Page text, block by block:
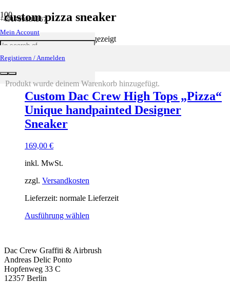
+491709884367
Mein Account
Registieren / Anmelden
Produkt wurde deinem Warenkorb hinzugefügt.
custom pizza sneaker
Einzelnes Ergebnis wird angezeigt
Custom Dac Crew High Tops „Pizza“
Unique handpainted Designer
Sneaker
169,00 €
inkl. MwSt.
zzgl. Versandkosten
Lieferzeit: normale Lieferzeit
Ausführung wählen
Dac Crew Graffiti & Airbrush
Andreas Delic Ponto
Hopfenweg 33 C
12357 Berlin